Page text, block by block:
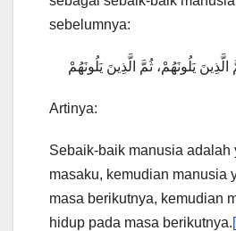
sebelumnya:
Artinya:
Sebaik-baik manusia adalah
masaku, kemudian manusia
masa berikutnya, kemudian
hidup pada masa berikutnya.